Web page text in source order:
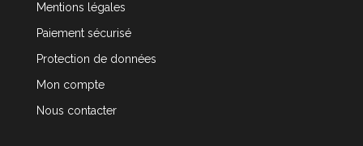
Mentions légales
Paiement sécurisé
Protection de données
Mon compte
Nous contacter